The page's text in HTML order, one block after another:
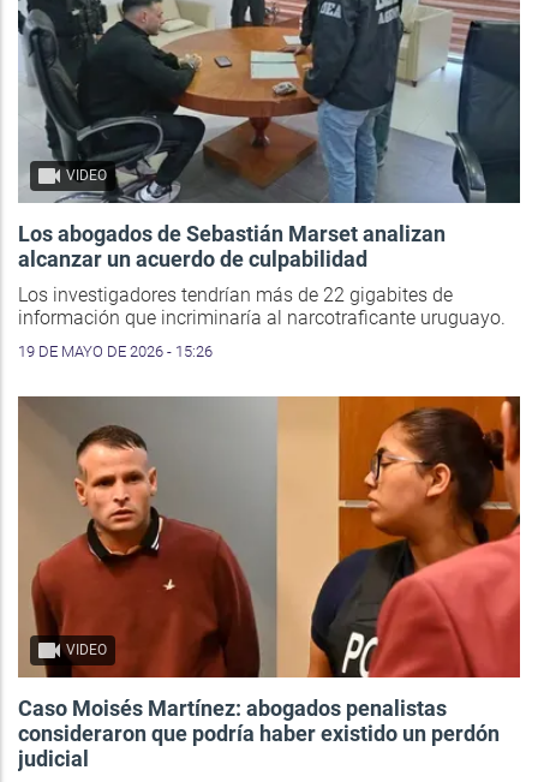
VIDEO
Los abogados de Sebastián Marset analizan
alcanzar un acuerdo de culpabilidad
Los investigadores tendrían más de 22 gigabites de
información que incriminaría al narcotraficante uruguayo.
19 DE MAYO DE 2026 - 15:26
VIDEO
Caso Moisés Martínez: abogados penalistas
consideraron que podría haber existido un perdón
judicial